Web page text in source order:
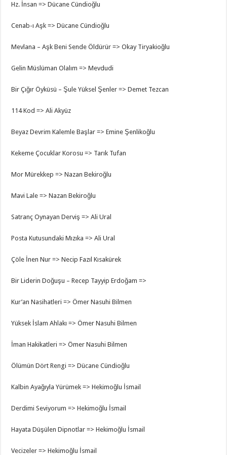
Hz. İnsan => Dücane Cündioğlu
Cenab-ı Aşk => Dücane Cündioğlu
Mevlana – Aşk Beni Sende Öldürür => Okay Tiryakioğlu
Gelin Müslüman Olalım => Mevdudi
Bir Çığır Öyküsü – Şule Yüksel Şenler => Demet Tezcan
114 Kod => Ali Akyüz
Beyaz Devrim Kalemle Başlar => Emine Şenlikoğlu
Kekeme Çocuklar Korosu => Tarık Tufan
Mor Mürekkep => Nazan Bekiroğlu
Mavi Lale => Nazan Bekiroğlu
Satranç Oynayan Derviş => Ali Ural
Posta Kutusundaki Mızıka => Ali Ural
Çöle İnen Nur => Necip Fazıl Kısakürek
Bir Liderin Doğuşu – Recep Tayyip Erdoğam =>
Kur’an Nasihatleri => Ömer Nasuhi Bilmen
Yüksek İslam Ahlakı => Ömer Nasuhi Bilmen
İman Hakikatleri => Ömer Nasuhi Bilmen
Ölümün Dört Rengi => Dücane Cündioğlu
Kalbin Ayağıyla Yürümek => Hekimoğlu İsmail
Derdimi Seviyorum => Hekimoğlu İsmail
Hayata Düşülen Dipnotlar => Hekimoğlu İsmail
Vecizeler => Hekimoğlu İsmail